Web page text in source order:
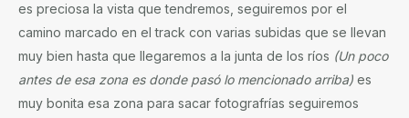
es preciosa la vista que tendremos, seguiremos por el
camino marcado en el track con varias subidas que se llevan
muy bien hasta que llegaremos a la junta de los ríos (Un poco
antes de esa zona es donde pasó lo mencionado arriba) es
muy bonita esa zona para sacar fotografrías seguiremos